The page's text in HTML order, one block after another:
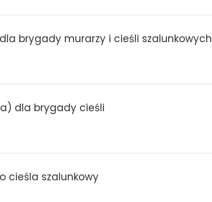
brygady murarzy i cieśli szalunkowych
dla brygady cieśli
cieśla szalunkowy